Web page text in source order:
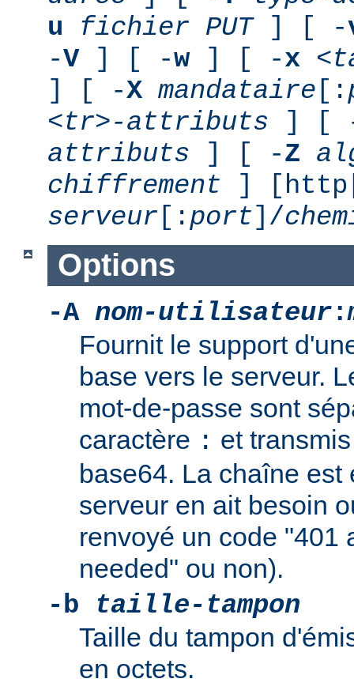
u
fichier PUT] [ -
-V] [ -w] [ -x
] [ -X mandataire [:
<tr>-attributs ] [
attributs ] [ -Z
chiffrement ]
serveur [: port]/
Options
-A nom-utilisateur:
Fournit le support
base vers le serveur.
mot-de-passe sont
caractère : et
base64. La chaîne est
serveur en ait besoin
renvoyé un code "401
needed" ou non).
-b
taille-tampon
Taille du tampon
en octets.